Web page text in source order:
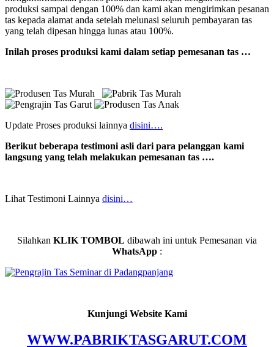
produksi sampai dengan 100% dan kami akan mengirimkan pesanan
tas kepada alamat anda setelah melunasi seluruh pembayaran tas
yang telah dipesan hingga lunas atau 100%.
Inilah proses produksi kami dalam setiap pemesanan tas …
Update Proses produksi lainnya disini….
Berikut beberapa testimoni asli dari para pelanggan kami
langsung yang telah melakukan pemesanan tas ….
Lihat Testimoni Lainnya disini…
Silahkan KLIK TOMBOL dibawah ini untuk Pemesanan via
WhatsApp :
Kunjungi Website Kami
WWW.PABRIKTASGARUT.COM